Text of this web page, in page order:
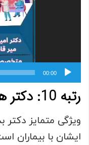
00:00
رتبه 10: دکتر هانیه بذرافشان
ویژگی متمایز دکتر
ایشان با بیماران